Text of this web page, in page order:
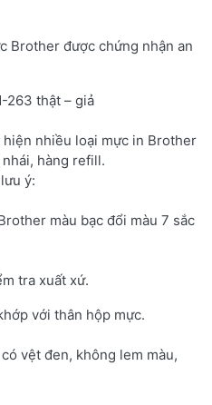
Brother được chứng nhận an
263 thật – giả
nhiều loại mực in Brother
hàng refill.
ý:
màu bạc đổi màu 7 sắc
tra xuất xứ.
với thân hộp mực.
vệt đen, không lem màu,